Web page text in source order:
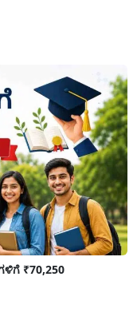
₹70,250